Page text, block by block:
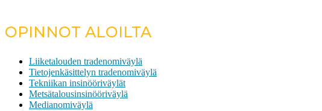
OPINNOT ALOILTA
Liiketalouden tradenomiväylä
Tietojenkäsittelyn tradenomiväylä
Tekniikan insinööriväylät
Metsätalousinsinööriväylä
Medianomiväylä